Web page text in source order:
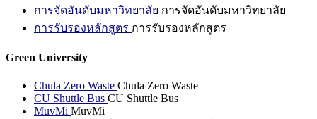
การจัดอันดับมหาวิทยาลัย การจัดอันดับมหาวิทยาลัย
การรับรองหลักสูตร การรับรองหลักสูตร
Green University
Chula Zero Waste Chula Zero Waste
CU Shuttle Bus CU Shuttle Bus
MuvMi MuvMi